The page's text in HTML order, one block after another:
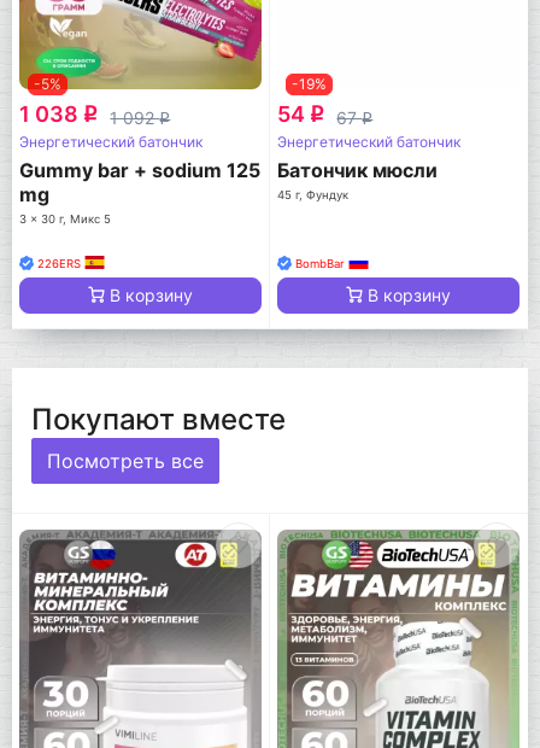
-5%
1 038 q 1 092q
Энергетический батончик
Gummy bar + sodium 125
mg
3 x 30 г, Микс 5
226ERS
В корзину
-19%
54 q 67q
Энергетический батончик
Батончик мюсли
45 г, Фундук
BombBar
В корзину
Покупают вместе
Посмотреть все